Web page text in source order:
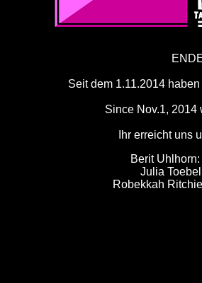
Seit dem 1.11.2014
Since Nov.1, 2014
Ihr erreicht uns
Berit Uhlhorn:
Julia
Robekkah